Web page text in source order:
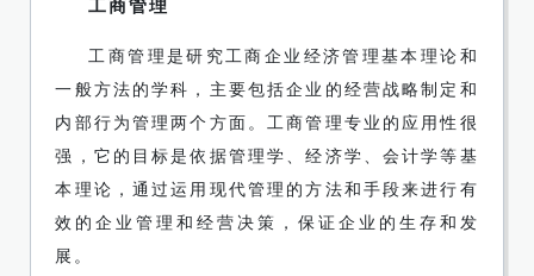
工商管理
工商管理是研究工商企业经济管理基本理论和
一般方法的学科，主要包括企业的经营战略制定和
内部行为管理两个方面。工商管理专业的应用性很
强，它的目标是依据管理学、经济学、会计学等基
本理论，通过运用现代管理的方法和手段来进行有
效的企业管理和经营决策，保证企业的生存和发
展。